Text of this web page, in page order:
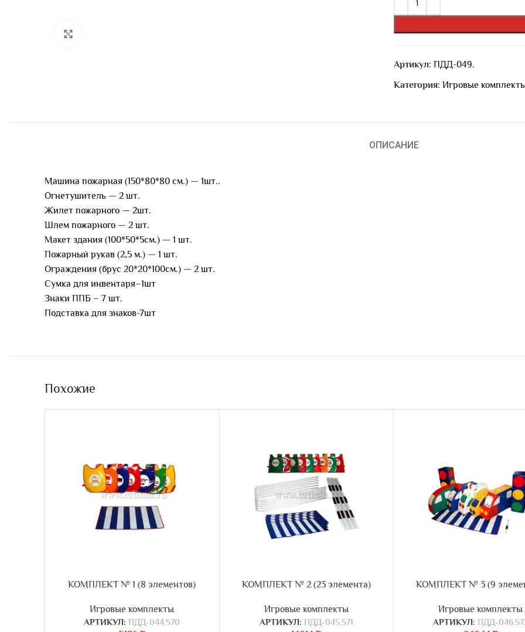
Артикул: ПДД-049.
Категория: Игровые
ОПИСАНИЕ
Машина пожарная (150*80*80 см.) — 1шт..
Огнетушитель — 2 шт.
Жилет пожарного — 2шт.
Шлем пожарного — 2 шт.
Макет здания (100*50*5см.) — 1 шт.
Пожарный рукав (2,5 м.) — 1 шт.
Ограждения (брус 20*20*100см.) — 2 шт.
Сумка для инвентаря–1шт
Знаки ППБ – 7 шт.
Подставка для знаков-7шт
Похожие
КОМПЛЕКТ № 1 (8 элементов)
Игровые комплекты
АРТИКУЛ: ПДД-044.570
КОМПЛЕКТ № 2 (23 элемента)
Игровые комплекты
АРТИКУЛ: ПДД-045.571
КОМПЛЕКТ № 3 (9
Игровые комплекты
АРТИКУЛ: ПДД-